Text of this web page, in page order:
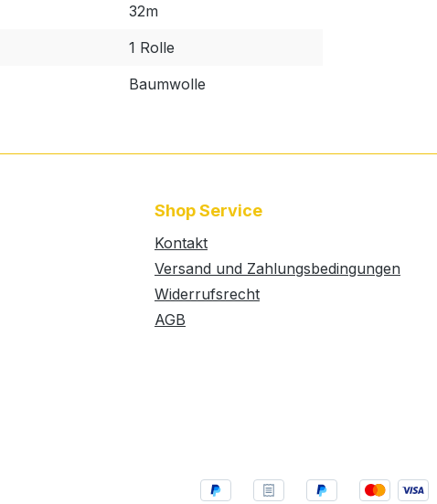
32m
1 Rolle
Baumwolle
Shop Service
Kontakt
Versand und Zahlungsbedingungen
Widerrufsrecht
AGB